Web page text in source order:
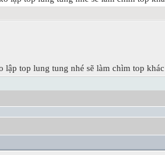
lập top lung tung nhé sẽ làm chìm top khác